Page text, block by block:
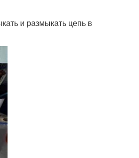
и размыкать цепь в